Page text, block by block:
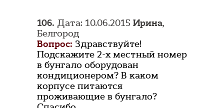
106. Дата: 10.06.2015 Ирина,
Белгород
Вопрос: Здравствуйте!
Подскажите 2-х местный номер
в бунгало оборудован
кондиционером? В каком
корпусе питаются
проживающие в бунгало?